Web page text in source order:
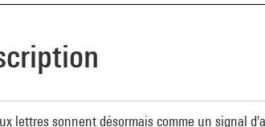
lettres sonnent désormais comme un signal